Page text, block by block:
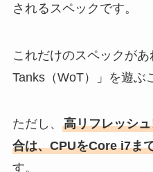
されるスペックです。
これだけのスペックが
Tanks（WoT）」を遊ぶ
ただし、 高リフレッシ
合は、CPUをCore i7ま
す。